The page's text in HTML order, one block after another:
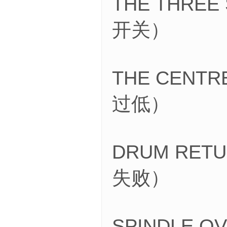
开关）
THE
过低）
DRUM
失败）